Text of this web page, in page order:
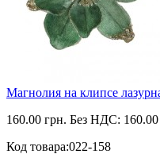
Магнолия на клипсе
160.00 грн. Без НДС: 160.00
Код товара:022-158